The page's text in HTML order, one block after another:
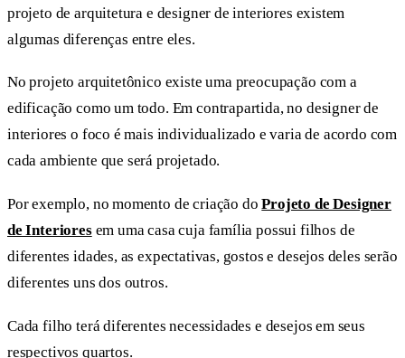
projeto de arquitetura e designer de interiores existem
algumas diferenças entre eles.
No projeto arquitetônico existe uma preocupação com a
edificação como um todo. Em contrapartida, no designer de
interiores o foco é mais individualizado e varia de acordo com
cada ambiente que será projetado.
Por exemplo, no momento de criação doProjeto de Designer
de Interioresem uma casa cuja família possui filhos de
diferentes idades, as expectativas, gostos e desejos deles serão
diferentes uns dos outros.
Cada filho terá diferentes necessidades e desejos em seus
respectivos quartos.